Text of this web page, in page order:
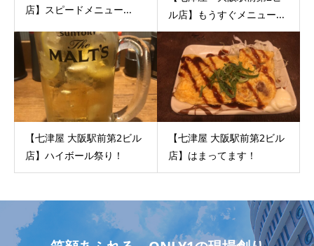
店】スピードメニュー...
ル店】もうすぐメニュー...
【七津屋 大阪駅前第2ビル
店】ハイボール祭り！
【七津屋 大阪駅前第2ビル
店】はまってます！